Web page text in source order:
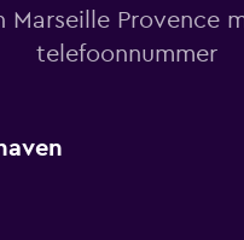
Marseille Provence
telefoonnummer